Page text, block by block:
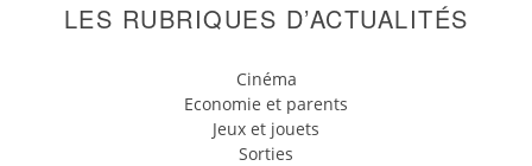
LES RUBRIQUES D’ACTUALITÉS
Cinéma
Economie et parents
Jeux et jouets
Sorties